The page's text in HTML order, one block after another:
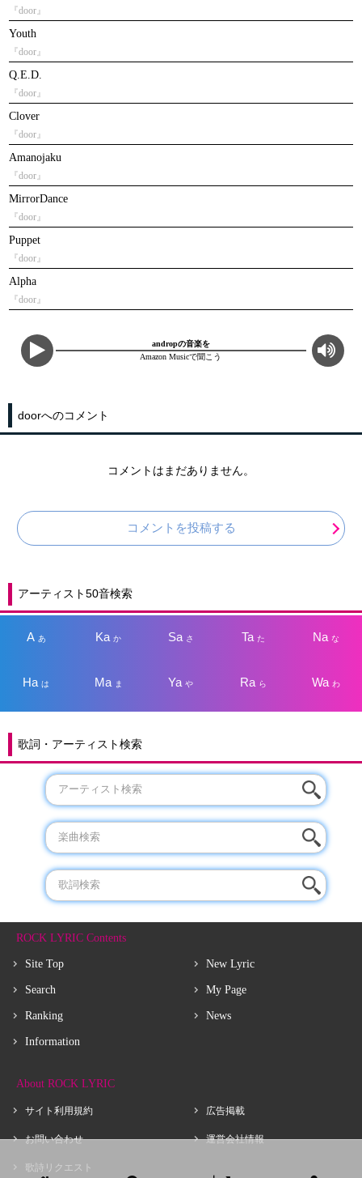
『door』
Youth
『door』
Q.E.D.
『door』
Clover
『door』
Amanojaku
『door』
MirrorDance
『door』
Puppet
『door』
Alpha
『door』
andropの音楽を
Amazon Musicで聞こう
doorへのコメント
コメントはまだありません。
コメントを投稿する
アーティスト50音検索
A あ Kaか Sa さ Taた Na な
Haは Ma ま Yaや Ra ら Wa わ
歌詞・アーティスト検索
ROCK LYRIC Contents
Site Top
Search
Ranking
Information
New Lyric
My Page
News
About ROCK LYRIC
サイト利用規約
お問い合わせ
歌詩リクエスト
広告掲載
運営会社情報